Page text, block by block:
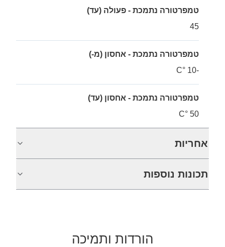
טמפרטורה נתמכת - פעולה (עד)
45
טמפרטורה נתמכת - אחסון (מ-)
-10 °C
טמפרטורה נתמכת - אחסון (עד)
50 °C
אחריות
תכונות נוספות
הורדות ותמיכה